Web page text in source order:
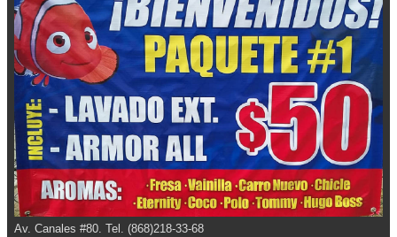
Av. Canales #80. Tel. (868)218-33-68